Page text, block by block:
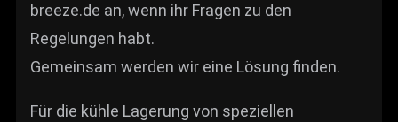
breeze.de an, wenn ihr Fragen zu den
Regelungen habt.
Gemeinsam werden wir eine Lösung finden.
Für die kühle Lagerung von speziellen